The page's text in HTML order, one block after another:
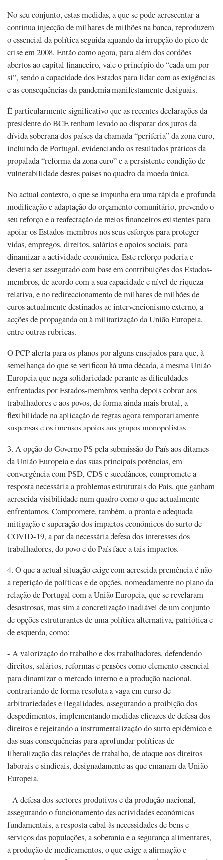
No seu conjunto, estas medidas, a que se pode acrescentar a
contínua injecção de milhares de milhões na banca, reproduzem
o essencial da política seguida aquando da irrupção do pico de
crise em 2008. Então como agora, para além dos cordões
abertos ao capital financeiro, vale o princípio do “cada um por
si”, sendo a capacidade dos Estados para lidar com as exigências
e as consequências da pandemia manifestamente desiguais.
É particularmente significativo que as recentes declarações da
presidente do BCE tenham levado ao disparar dos juros da
dívida soberana dos países da chamada “periferia” da zona euro,
incluindo de Portugal, evidenciando os resultados práticos da
propalada “reforma da zona euro” e a persistente condição de
vulnerabilidade destes países no quadro da moeda única.
No actual contexto, o que se impunha era uma rápida e profunda
modificação e adaptação do orçamento comunitário, prevendo o
seu reforço e a reafectação de meios financeiros existentes para
apoiar os Estados-membros nos seus esforços para proteger
vidas, empregos, direitos, salários e apoios sociais, para
dinamizar a actividade económica. Este reforço poderia e
deveria ser assegurado com base em contribuições dos Estados-
membros, de acordo com a sua capacidade e nível de riqueza
relativa, e no redireccionamento de milhares de milhões de
euros actualmente destinados ao intervencionismo externo, a
acções de propaganda ou à militarização da União Europeia,
entre outras rubricas.
O PCP alerta para os planos por alguns ensejados para que, à
semelhança do que se verificou há uma década, a mesma União
Europeia que nega solidariedade perante as dificuldades
enfrentadas por Estados-membros venha depois cobrar aos
trabalhadores e aos povos, de forma ainda mais brutal, a
flexibilidade na aplicação de regras agora temporariamente
suspensas e os imensos apoios aos grupos monopolistas.
3. A opção do Governo PS pela submissão do País aos ditames
da União Europeia e das suas principais potências, em
convergência com PSD, CDS e sucedâneos, compromete a
resposta necessária a problemas estruturais do País, que ganham
acrescida visibilidade num quadro como o que actualmente
enfrentamos. Compromete, também, a pronta e adequada
mitigação e superação dos impactos económicos do surto de
COVID-19, a par da necessária defesa dos interesses dos
trabalhadores, do povo e do País face a tais impactos.
4. O que a actual situação exige com acrescida premência é não
a repetição de políticas e de opções, nomeadamente no plano da
relação de Portugal com a União Europeia, que se revelaram
desastrosas, mas sim a concretização inadiável de um conjunto
de opções estruturantes de uma política alternativa, patriótica e
de esquerda, como:
- A valorização do trabalho e dos trabalhadores, defendendo
direitos, salários, reformas e pensões como elemento essencial
para dinamizar o mercado interno e a produção nacional,
contrariando de forma resoluta a vaga em curso de
arbitrariedades e ilegalidades, assegurando a proibição dos
despedimentos, implementando medidas eficazes de defesa dos
direitos e rejeitando a instrumentalização do surto epidémico e
das suas consequências para aprofundar políticas de
liberalização das relações de trabalho, de ataque aos direitos
laborais e sindicais, designadamente as que emanam da União
Europeia.
- A defesa dos sectores produtivos e da produção nacional,
assegurando o funcionamento das actividades económicas
fundamentais, a resposta cabal às necessidades de bens e
serviços das populações, a soberania e a segurança alimentares,
a produção de medicamentos, o que exige a afirmação e